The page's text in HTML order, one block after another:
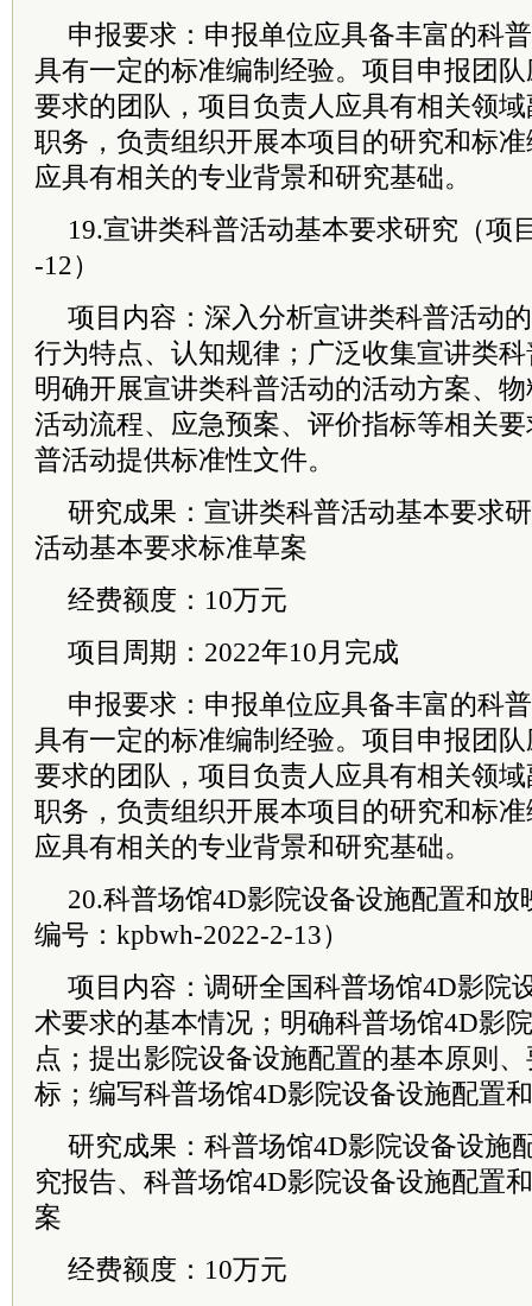
申报要求：申报单位应具备丰富的科
具有一定的标准编制经验。项目申报团
要求的团队，项目负责人应具有相关领
职务，负责组织开展本项目的研究和标
应具有相关的专业背景和研究基础。
19.宣讲类科普活动基本要求研究（项
-12）
项目内容：深入分析宣讲类科普活动
行为特点、认知规律；广泛收集宣讲类
明确开展宣讲类科普活动的活动方案、
活动流程、应急预案、评价指标等相关
普活动提供标准性文件。
研究成果：宣讲类科普活动基本要求
活动基本要求标准草案
经费额度：10万元
项目周期：2022年10月完成
申报要求：申报单位应具备丰富的科
具有一定的标准编制经验。项目申报团
要求的团队，项目负责人应具有相关领
职务，负责组织开展本项目的研究和标
应具有相关的专业背景和研究基础。
20.科普场馆4D影院设备设施配置和
编号：kpbwh-2022-2-13）
项目内容：调研全国科普场馆4D影院
术要求的基本情况；明确科普场馆4D影
点；提出影院设备设施配置的基本原则
标；编写科普场馆4D影院设备设施配置
研究成果：科普场馆4D影院设备设施
究报告、科普场馆4D影院设备设施配置
案
经费额度：10万元